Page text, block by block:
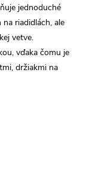
jednoduché
riadidlách, ale
vetve.
vďaka čomu je
držiakmi na